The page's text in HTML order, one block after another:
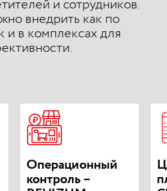
и сотрудников.
внедрить как по
и в комплексах для
Операционный
контроль –